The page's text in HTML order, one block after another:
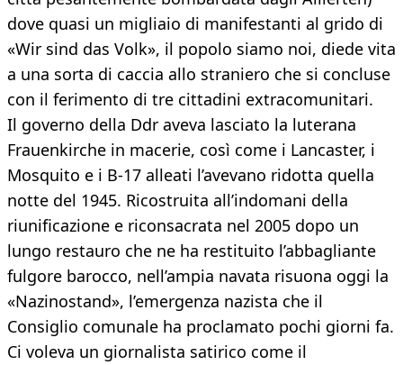
dove quasi un migliaio di manifestanti al grido di
«Wir sind das Volk», il popolo siamo noi, diede vita
a una sorta di caccia allo straniero che si concluse
con il ferimento di tre cittadini extracomunitari.
Il governo della Ddr aveva lasciato la luterana
Frauenkirche in macerie, così come i Lancaster, i
Mosquito e i B-17 alleati l’avevano ridotta quella
notte del 1945. Ricostruita all’indomani della
riunificazione e riconsacrata nel 2005 dopo un
lungo restauro che ne ha restituito l’abbagliante
fulgore barocco, nell’ampia navata risuona oggi la
«Nazinostand», l’emergenza nazista che il
Consiglio comunale ha proclamato pochi giorni fa.
Ci voleva un giornalista satirico come il